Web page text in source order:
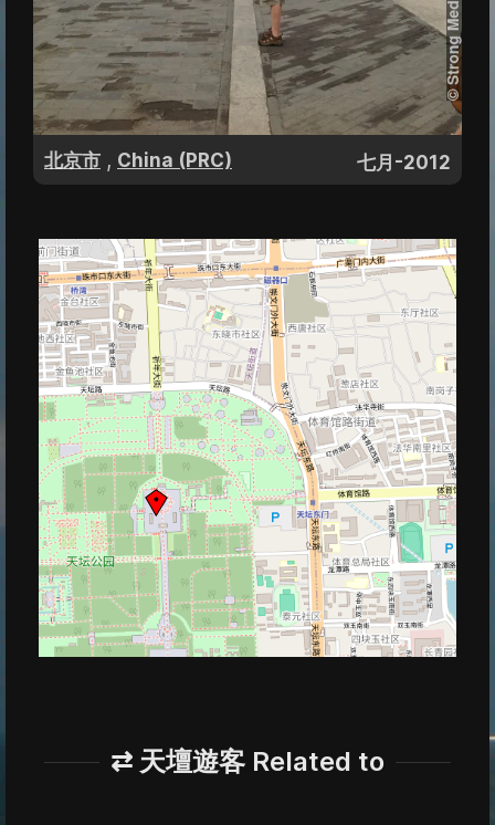
北京市 , China (PRC) 七月-2012
⇄ 天壇遊客 Related to